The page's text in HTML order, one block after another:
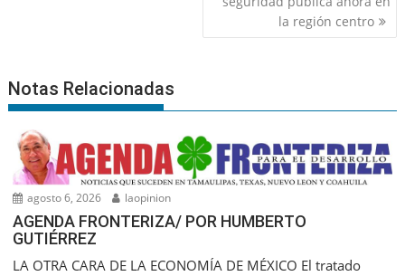
la región centro
Notas Relacionadas
agosto 6, 2026 laopinion
AGENDA FRONTERIZA/ POR HUMBERTO
GUTIÉRREZ
LA OTRA CARA DE LA ECONOMÍA DE MÉXICO El tratado